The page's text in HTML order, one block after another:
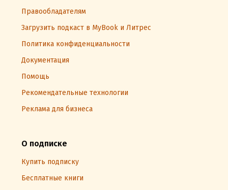
Правообладателям
Загрузить подкаст в MyBook и Литрес
Политика конфиденциальности
Документация
Помощь
Рекомендательные технологии
Реклама для бизнеса
О подписке
Купить подписку
Бесплатные книги